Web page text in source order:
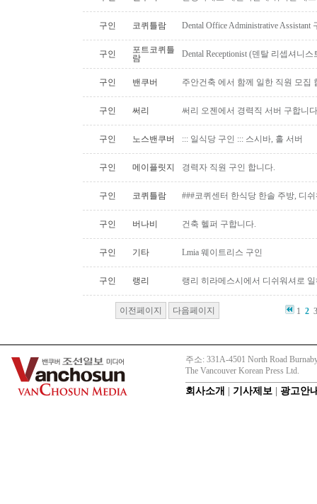
구인 코퀴틀람 Dental Office Administrative Assistant
구인
포트코퀴틀
람
Dental Receptionist (덴탈 리셉셔니
구인 밴쿠버 주안건축 에서 함께 일한 직원 모집
구인 써리 써리 오젠에서 경력직 서버 구합니다
구인 노스밴쿠버 ::: 일식당 구인 ::: 스시바, 홀 서버
구인 메이플릿지 경력자 직원 구인 합니다.
구인 코퀴틀람 ###코퀴센터 한식당 한솔 주방, 디
구인 버나비 건축 헬퍼 구합니다.
구인 기타 Lmia 웨이트리스 구인
구인 랭리 랭리 히라메스시에서 디쉬워셔로
이전페이지 다음페이지 1 2
주소: 331A-4501 North Road
The Vancouver Korean Press Ltd.
회사소개 기사제보 광고안